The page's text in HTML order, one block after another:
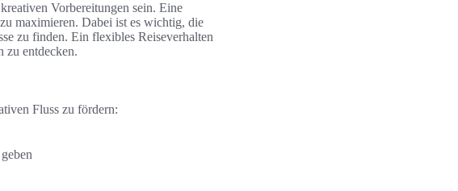
Vorbereitungen sein. Eine
maximieren. Dabei ist es wichtig, die
zu finden. Ein flexibles Reiseverhalten
zu entdecken.
Fluss zu fördern: